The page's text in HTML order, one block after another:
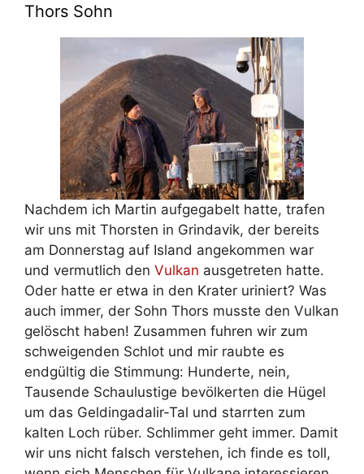
Thors Sohn
Nachdem ich Martin aufgegabelt hatte, trafen
wir uns mit Thorsten in Grindavik, der bereits
am Donnerstag auf Island angekommen war
und vermutlich den Vulkan ausgetreten hatte.
Oder hatte er etwa in den Krater uriniert? Was
auch immer, der Sohn Thors musste den Vulkan
gelöscht haben! Zusammen fuhren wir zum
schweigenden Schlot und mir raubte es
endgültig die Stimmung: Hunderte, nein,
Tausende Schaulustige bevölkerten die Hügel
um das Geldingadalir-Tal und starrten zum
kalten Loch rüber. Schlimmer geht immer. Damit
wir uns nicht falsch verstehen, ich finde es toll,